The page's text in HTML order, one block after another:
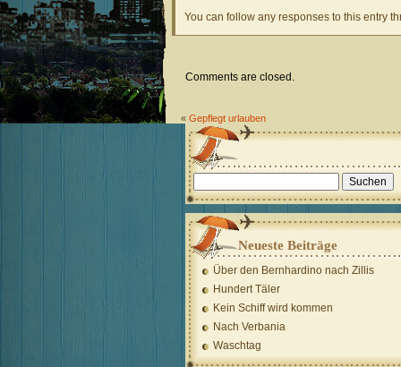
You can follow any responses to this entry
Comments are closed.
« Gepflegt urlauben
Suchen
nach:
Neueste Beiträge
Über den Bernhardino nach Zillis
Hundert Täler
Kein Schiff wird kommen
Nach Verbania
Waschtag